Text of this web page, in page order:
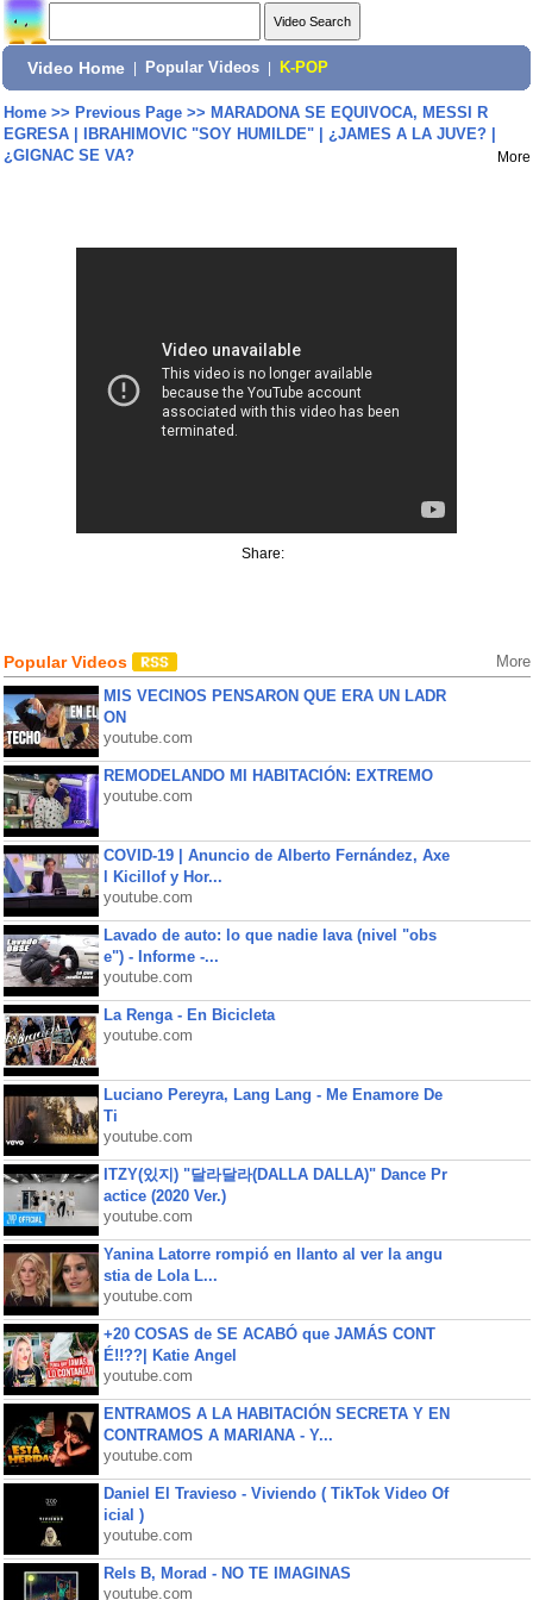
Video Home Popular Videos K-POP
Home>> Previous Page>> MARADONA SE EQUIVOCA, MESSI R
EGRESA | IBRAHIMOVIC "SOY HUMILDE" | ¿JAMES A LA JUVE? |
¿GIGNAC SE VA?
More
Share:
Popular Videos More
MIS VECINOS PENSARON QUE ERA UN LADR
ON
youtube.com
REMODELANDO MI HABITACIÓN: EXTREMO
youtube.com
COVID-19 | Anuncio de Alberto Fernández, Axe
l Kicillof y Hor...
youtube.com
Lavado de auto: lo que nadie lava (nivel "obs
e") - Informe -...
youtube.com
La Renga - En Bicicleta
youtube.com
Luciano Pereyra, Lang Lang - Me Enamore De
Ti
youtube.com
ITZY(있지) "달라달라(DALLA DALLA)" Dance Pr
actice (2020 Ver.)
youtube.com
Yanina Latorre rompió en llanto al ver la angu
stia de Lola L...
youtube.com
+20 COSAS de SE ACABÓ que JAMÁS CONT
É!!??| Katie Angel
youtube.com
ENTRAMOS A LA HABITACIÓN SECRETA Y EN
CONTRAMOS A MARIANA - Y...
youtube.com
Daniel El Travieso - Viviendo ( TikTok Video Of
icial )
youtube.com
Rels B, Morad - NO TE IMAGINAS
youtube.com